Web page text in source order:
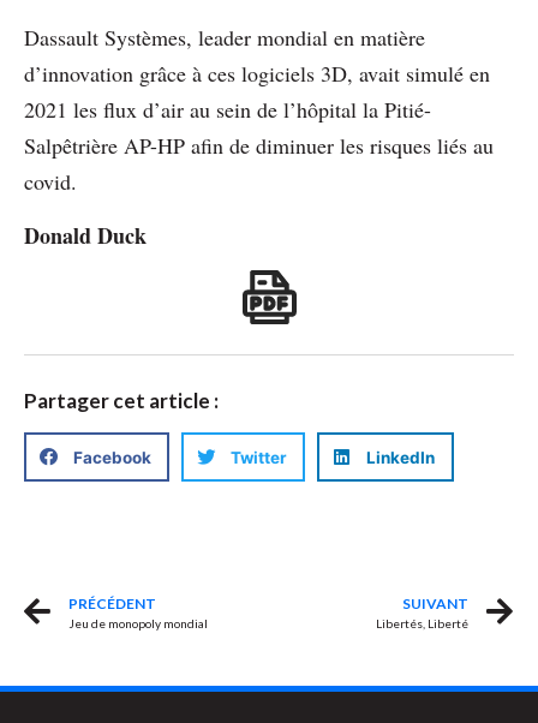
Dassault Systèmes, leader mondial en matière
d’innovation grâce à ces logiciels 3D, avait simulé en
2021 les flux d’air au sein de l’hôpital la Pitié-
Salpêtrière AP-HP afin de diminuer les risques liés au
covid.
Donald Duck
Partager cet article :
Facebook Twitter LinkedIn
PRÉCÉDENT
Jeu de monopoly mondial
SUIVANT
Libertés, Liberté